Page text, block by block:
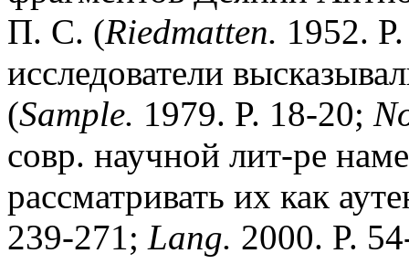
П. С. (Riedmatten. 1952.
исследователи
(Sample. 1979. P. 18-20;
совр. научной лит-ре
рассматривать их как
239-271; Lang. 2000. P.